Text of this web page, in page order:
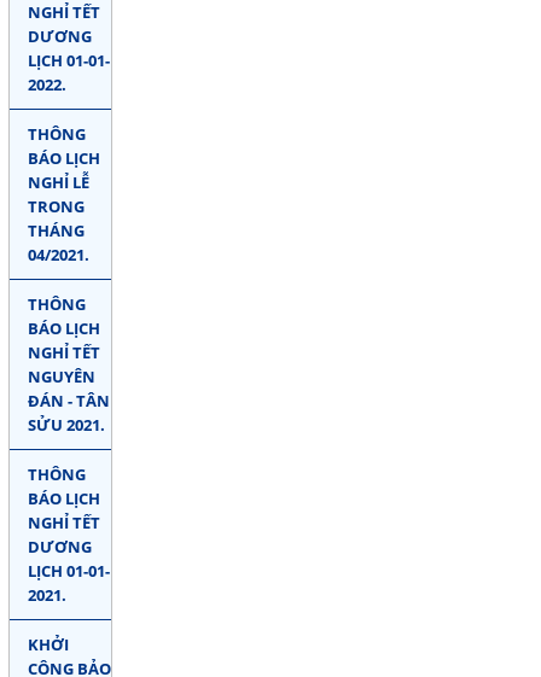
NGHỈ TẾT
DƯƠNG
LỊCH 01-01-
2022.
THÔNG
BÁO LỊCH
NGHỈ LỄ
TRONG
THÁNG
04/2021.
THÔNG
BÁO LỊCH
NGHỈ TẾT
NGUYÊN
ĐÁN - TÂN
SỬU 2021.
THÔNG
BÁO LỊCH
NGHỈ TẾT
DƯƠNG
LỊCH 01-01-
2021.
KHỞI
CÔNG BẢO